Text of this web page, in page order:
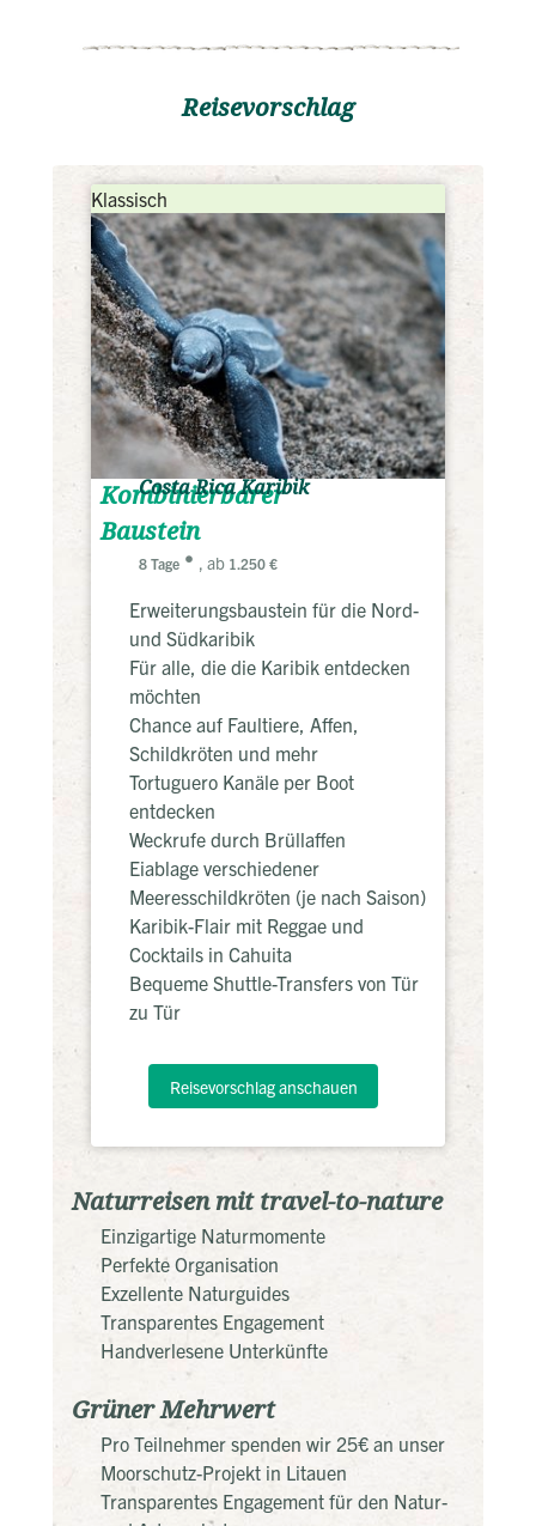
Reisevorschlag
Naturreisen mit travel-to-nature
Einzigartige Naturmomente
Perfekte Organisation
Exzellente Naturguides
Transparentes Engagement
Handverlesene Unterkünfte
Grüner Mehrwert
Pro Teilnehmer spenden wir 25€ an unser
Moorschutz-Projekt in Litauen
Transparentes Engagement für den Natur-
Klassisch
Kombinierbarer
Baustein
Costa Rica Karibik
8 Tage , ab 1.250 €
Erweiterungsbaustein für die Nord-
und Südkaribik
Für alle, die die Karibik entdecken
möchten
Chance auf Faultiere, Affen,
Schildkröten und mehr
Tortuguero Kanäle per Boot
entdecken
Weckrufe durch Brüllaffen
Eiablage verschiedener
Meeresschildkröten (je nach Saison)
Karibik-Flair mit Reggae und
Cocktails in Cahuita
Bequeme Shuttle-Transfers von Tür
zu Tür
Reisevorschlag anschauen